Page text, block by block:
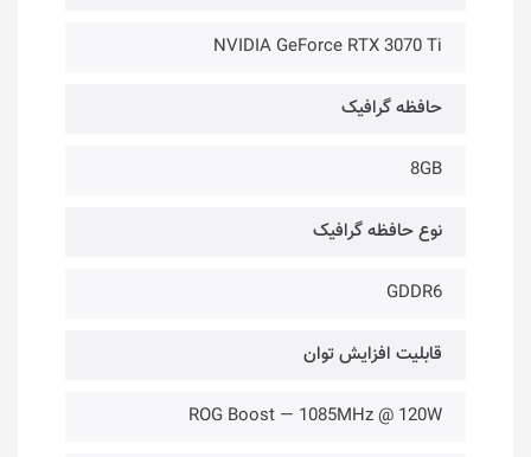
NVIDIA GeForce RTX 3070 Ti
حافظه گرافیک
8GB
نوع حافظه گرافیک
GDDR6
قابلیت افزایش توان
ROG Boost — 1085MHz @ 120W